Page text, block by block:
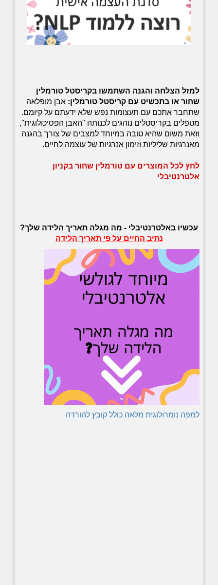
למזל הצלחה והגנה השתמשו בקריסטל טורמלין
שחור או בתכשיט עם קריסטל טורמלין: אבן מופלאה
שתחבר אתכם עם תעצומות נפש שלא ידעתם על קיומם.
מטפלים בקריסטלים נוהגים לכנותה "האבן הפסיכולוגית",
וזאת משום שהיא טובה במיוחד למצבים של צורך בהגנה
מאנרגיות שליליות וזימון אנרגיות של עוצמה לחיים.
לחץ לכל המוצרים עם טורמלין שחור בקניון
אלטרנטיבלי
עכשיו באלטרנטיבלי - מה מגלה תאריך הלידה שלך?
נתיב החיים על פי תאריך הלידה
למפה נומרולוגית מלאה כולל קובץ להורדה